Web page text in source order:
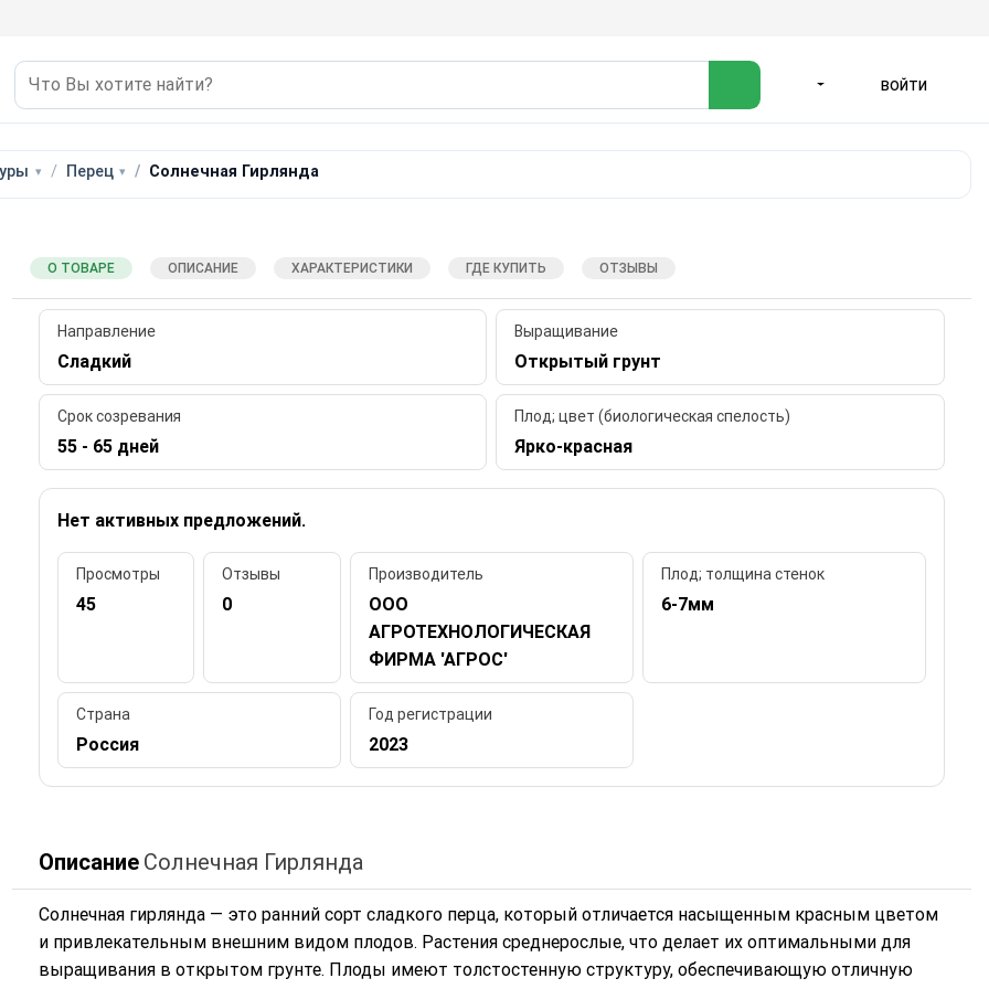
ВОЙТИ
Перец Солнечная Гирлянда
О ТОВАРЕ ОПИСАНИЕ ХАРАКТЕРИСТИКИ ГДЕ КУПИТЬ ОТЗЫВЫ
Направление
Сладкий
Выращивание
Открытый грунт
Срок созревания
55 - 65 дней
Плод; цвет (биологическая спелость)
Ярко-красная
Нет активных предложений.
Просмотры
45
Отзывы
0
Производитель
ООО
АГРОТЕХНОЛОГИЧЕСКАЯ
ФИРМА 'АГРОС'
Плод; толщина стенок
6-7мм
Страна
Россия
Год регистрации
2023
Описание Солнечная Гирлянда
Солнечная гирлянда — это ранний сорт сладкого перца, который отличается насыщенным красным цветом
и привлекательным внешним видом плодов. Растения среднерослые, что делает их оптимальными для
выращивания в открытом грунте. Плоды имеют толстостенную структуру, обеспечивающую отличную